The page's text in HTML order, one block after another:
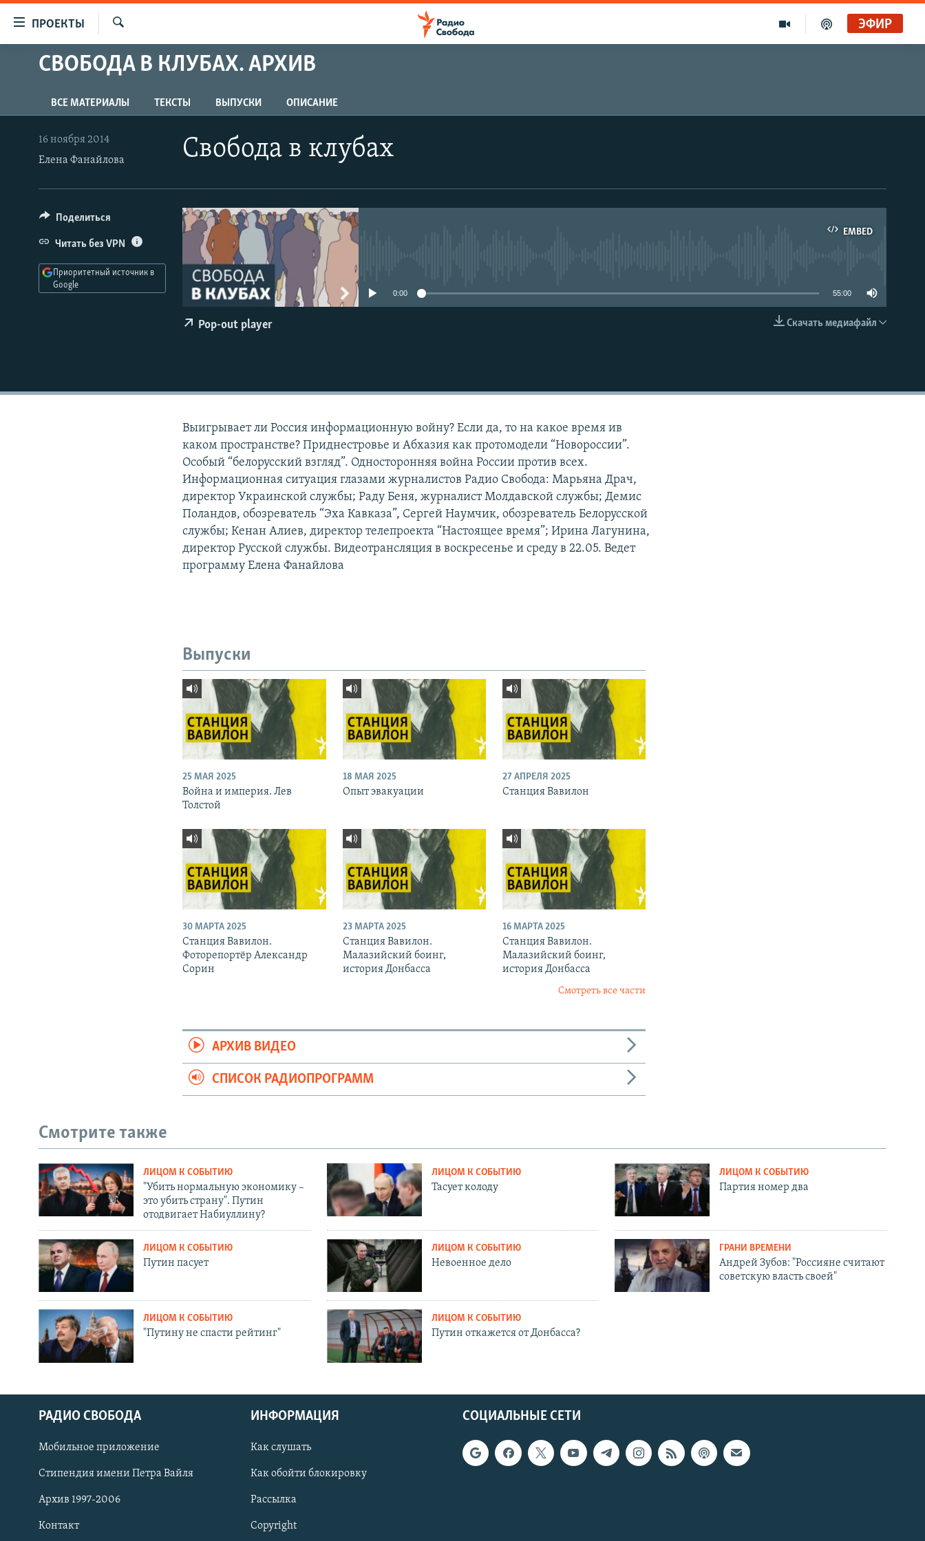
упрощенного
Вернуться
к
основному
содержанию
навигации
Вернутся
ПРОЕКТЫ
ПРОГРАММЫ
АВТОРСКИЕ ПРОЕКТЫ
ЦИТАТЫ СВОБОДЫ
МНЕНИЯ
КУЛЬТУРА
IDEL.РЕАЛИИ
КАВКАЗ.РЕАЛИИ
СЕВЕР.РЕАЛИИ
СИБИРЬ.РЕАЛИИ
СОЦИАЛЬНЫЕ СЕТИ
ЭФИР
СВОБОДА В КЛУБАХ. АРХИВ
ВСЕ МАТЕРИАЛЫ ТЕКСТЫ ВЫПУСКИ ОПИСАНИЕ
Свобода в клубах
16 ноября 2014
Елена Фанайлова
EMBED
EMBED
0:00 55:00
Скачать медиафайл
Pop-out player
Поделиться
Читать без VPN
Приоритетный источник в
Google
Выигрывает ли Россия информационную войну? Если да, то на какое время ив
каком пространстве? Приднестровье и Абхазия как протомодели “Новороссии”.
Особый “белорусский взгляд”. Односторонняя война России против всех.
Информационная ситуация глазами журналистов Радио Свобода: Марьяна Драч,
директор Украинской службы; Раду Беня, журналист Молдавской службы; Демис
Поландов, обозреватель “Эха Кавказа”, Сергей Наумчик, обозреватель Белорусской
службы; Кенан Алиев, директор телепроекта “Настоящее время”; Ирина Лагунина,
директор Русской службы. Видеотрансляция в воскресенье и среду в 22.05. Ведет
программу Елена Фанайлова
Выпуски
25 МАЯ 2025
Война и империя. Лев
Толстой
18 МАЯ 2025
Опыт эвакуации
27 АПРЕЛЯ 2025
Станция Вавилон
30 МАРТА 2025
Станция Вавилон.
Фоторепортёр Александр
Сорин
23 МАРТА 2025
Станция Вавилон.
Малазийский боинг,
история Донбасса
16 МАРТА 2025
Станция Вавилон.
Малазийский боинг,
история Донбасса
Смотреть все части
АРХИВ ВИДЕО
СПИСОК РАДИОПРОГРАММ
Смотрите также
ЛИЦОМ К СОБЫТИЮ
"Убить нормальную экономику –
это убить страну". Путин
отодвигает Набиуллину?
ЛИЦОМ К СОБЫТИЮ
Тасует колоду
ЛИЦОМ К СОБЫТИЮ
Партия номер два
ЛИЦОМ К СОБЫТИЮ
Путин пасует
ЛИЦОМ К СОБЫТИЮ
Невоенное дело
ГРАНИ ВРЕМЕНИ
Андрей Зубов: "Россияне считают
советскую власть своей"
ЛИЦОМ К СОБЫТИЮ
"Путину не спасти рейтинг"
ЛИЦОМ К СОБЫТИЮ
Путин откажется от Донбасса?
СОЦИАЛЬНЫЕ СЕТИ
РАДИО СВОБОДА
Мобильное приложение
Стипендия имени Петра Вайля
Архив 1997-2006
Контакт
ИНФОРМАЦИЯ
Как слушать
Как обойти блокировку
Рассылка
Copyright